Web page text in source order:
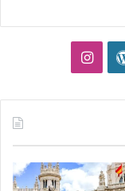
وردپرساینستاگرام